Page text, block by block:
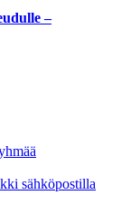
–
sähköpostilla